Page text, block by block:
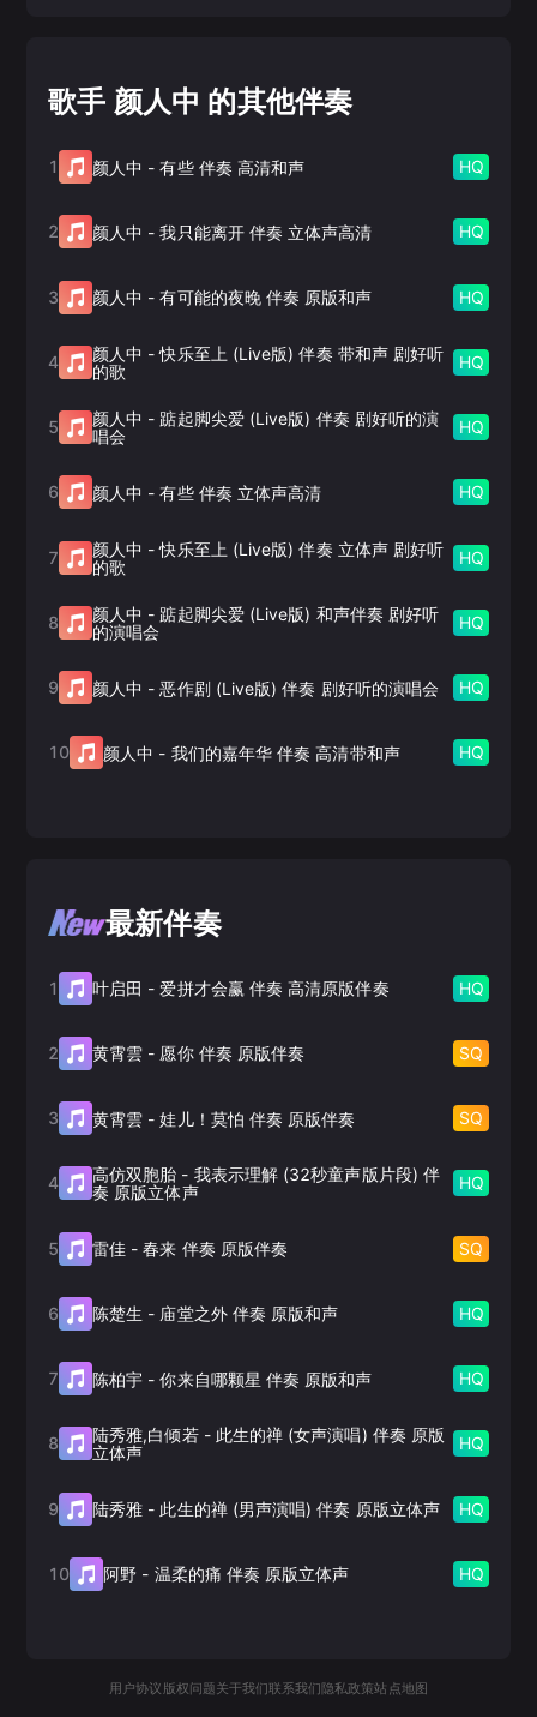
歌手 颜人中 的其他伴奏
1 颜人中 -有些 伴奏 高清和声 HQ
2 颜人中 -我只能离开 伴奏 立体声高清 HQ
3 颜人中 -有可能的夜晚 伴奏 原版和声 HQ
4 颜人中 -快乐至上 (Live版) 伴奏 带和声 剧好听
的歌
HQ
5 颜人中 - 踮起脚尖爱 (Live版) 伴奏 剧好听的演
唱会
HQ
6 颜人中 -有些 伴奏 立体声高清 HQ
7 颜人中 -快乐至上 (Live版) 伴奏 立体声 剧好听
的歌
HQ
8 颜人中 - 踮起脚尖爱 (Live版) 和声伴奏 剧好听
的演唱会
HQ
9 颜人中 -恶作剧 (Live版) 伴奏 剧好听的演唱会 HQ
10 颜人中 - 我们的嘉年华 伴奏 高清带和声 HQ
最新伴奏
1 叶启田 -爱拼才会赢 伴奏 高清原版伴奏 HQ
2 黄霄雲 - 愿你 伴奏 原版伴奏 SQ
3 黄霄雲 -娃儿！莫怕 伴奏 原版伴奏 SQ
4 高仿双胞胎 - 我表示理解 (32秒童声版片段) 伴
奏 原版立体声
HQ
5 雷佳 -春来 伴奏 原版伴奏 SQ
6 陈楚生 - 庙堂之外 伴奏 原版和声 HQ
7 陈柏宇 -你来自哪颗星 伴奏 原版和声 HQ
8 陆秀雅,白倾若- 此生的禅 (女声演唱) 伴奏 原版
立体声
HQ
9 陆秀雅 - 此生的禅 (男声演唱) 伴奏 原版立体声 HQ
10 阿野 - 温柔的痛 伴奏 原版立体声 HQ
用户协议 版权问题关于我们联系我们 隐私政策站点地图